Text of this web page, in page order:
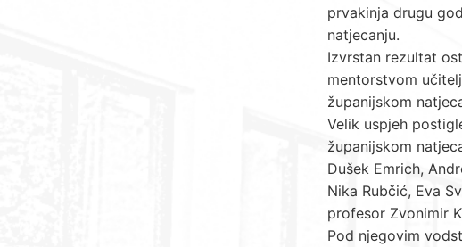
prvakinja drugu
natjecanju.
Izvrstan rezultat
mentorstvom
županijskom
Velik uspjeh
županijskom
Dušek Emrich,
Nika Rubčić, Eva
profesor Zvonimir
Pod njegovim